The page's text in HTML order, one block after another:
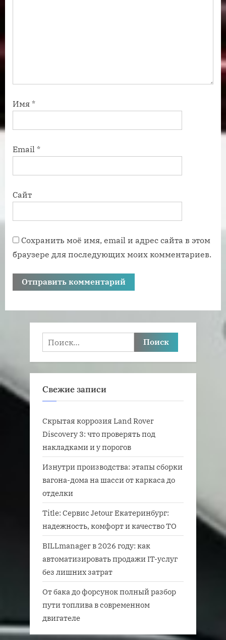
Имя *
Email *
Сайт
Сохранить моё имя, email и адрес сайта в этом
браузере для последующих моих комментариев.
Найти:
Свежие записи
Скрытая коррозия Land Rover
Discovery 3: что проверять под
накладками и у порогов
Изнутри производства: этапы сборки
вагона-дома на шасси от каркаса до
отделки
Title: Сервис Jetour Екатеринбург:
надежность, комфорт и качество ТО
BILLmanager в 2026 году: как
автоматизировать продажи IT-услуг
без лишних затрат
От бака до форсунок полный разбор
пути топлива в современном
двигателе